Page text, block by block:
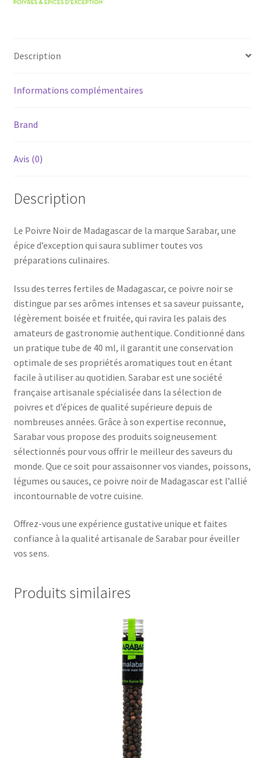
-
Description
Informations complémentaires
Brand
Avis (0)
Description
Le Poivre Noir de Madagascar de la marque Sarabar, une
épice d’exception qui saura sublimer toutes vos
préparations culinaires.
Issu des terres fertiles de Madagascar, ce poivre noir se
distingue par ses arômes intenses et sa saveur puissante,
légèrement boisée et fruitée, qui ravira les palais des
amateurs de gastronomie authentique. Conditionné dans
un pratique tube de 40 ml, il garantit une conservation
optimale de ses propriétés aromatiques tout en étant
facile à utiliser au quotidien. Sarabar est une société
française artisanale spécialisée dans la sélection de
poivres et d’épices de qualité supérieure depuis de
nombreuses années. Grâce à son expertise reconnue,
Sarabar vous propose des produits soigneusement
sélectionnés pour vous offrir le meilleur des saveurs du
monde. Que ce soit pour assaisonner vos viandes, poissons,
légumes ou sauces, ce poivre noir de Madagascar est l’allié
incontournable de votre cuisine.
Offrez-vous une expérience gustative unique et faites
confiance à la qualité artisanale de Sarabar pour éveiller
vos sens.
Produits similaires